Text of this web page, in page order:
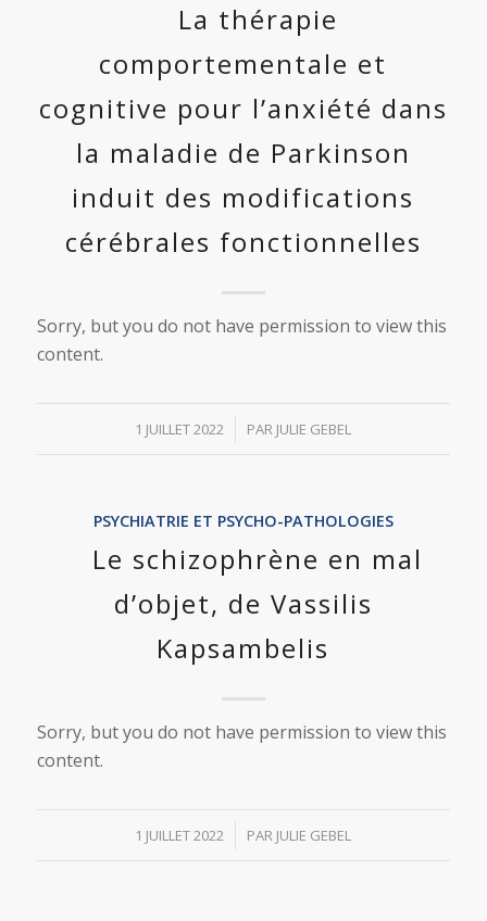
La thérapie
comportementale et
cognitive pour l’anxiété dans
la maladie de Parkinson
induit des modifications
cérébrales fonctionnelles
Sorry, but you do not have permission to view this
content.
1 JUILLET 2022
/ PAR JULIE GEBEL
PSYCHIATRIE ET PSYCHO-PATHOLOGIES
Le schizophrène en mal
d’objet, de Vassilis
Kapsambelis
Sorry, but you do not have permission to view this
content.
1 JUILLET 2022
/ PAR JULIE GEBEL